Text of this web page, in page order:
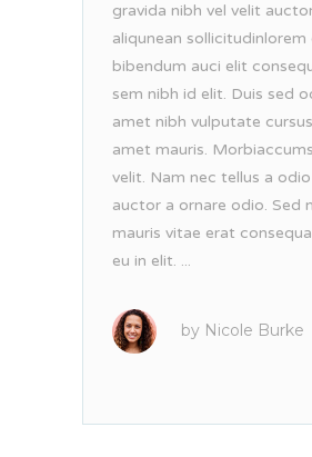
gravida nibh vel velit
aliqunean sollicitudinlorem
bibendum auci elit
sem nibh id elit. Duis sed
amet nibh vulputate
amet mauris.
velit. Nam nec tellus a
auctor a ornare odio. Sed
mauris vitae erat
eu in elit. ...
by Nicole Burke